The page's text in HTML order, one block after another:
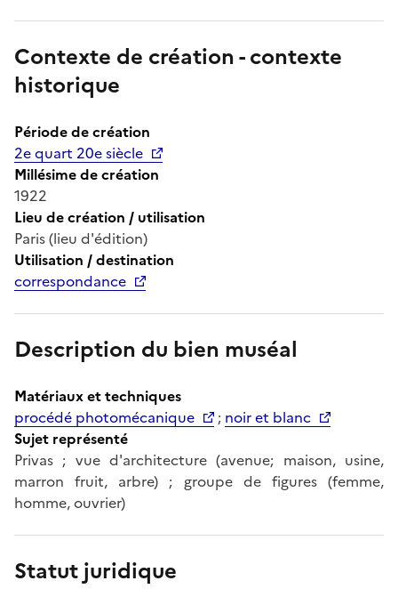
Contexte de création - contexte
historique
Période de création
2e quart 20e siècle
Millésime de création
1922
Lieu de création / utilisation
Paris (lieu d'édition)
Utilisation / destination
correspondance
Description du bien muséal
Matériaux et techniques
procédé photomécanique
; noir et blanc
Sujet représenté
Privas ; vue d'architecture (avenue; maison, usine,
marron fruit, arbre) ; groupe de figures (femme,
homme, ouvrier)
Statut juridique